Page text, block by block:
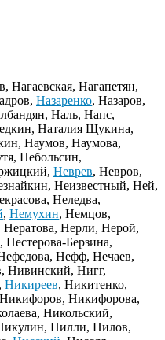
Нагаевская, Нагапетян,
Назаренко, Назаров,
Наль, Напс,
Наталия Щукина,
Наумов, Наумова,
Небольсин,
Неврев, Невров,
Неизвестный, Ней,
Неледва,
, Немухин, Немцов,
Нератова, Нерли, Нерой,
Нестерова-Берзина,
Нефф, Нечаев,
Нивинский, Нигг,
Никиреев, Никитенко,
Никифорова,
Никольский,
Нилли, Нилов,